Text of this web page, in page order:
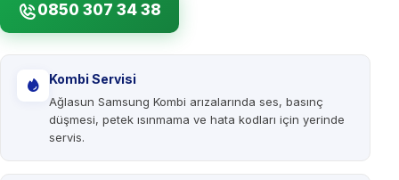
0850 307 34 38
Kombi Servisi
Ağlasun Samsung Kombi arızalarında ses, basınç
düşmesi, petek ısınmama ve hata kodları için yerinde
servis.